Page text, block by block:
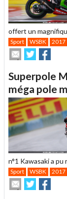
offert un
Sport WSBK 2017
Envoyer
cet
à
un
ami
Partager
sur
sur
Superpole
méga pole
n°1 Kawasaki a
Sport WSBK 2017
Envoyer
cet
Partager
sur
sur